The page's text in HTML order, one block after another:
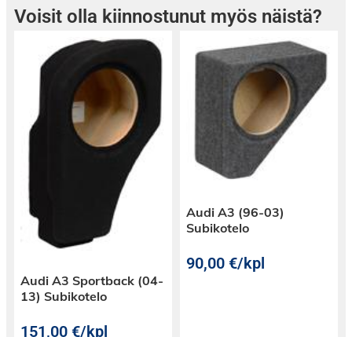
Voisit olla kiinnostunut myös näistä?
Audi A3 Sportback (04-
13) Subikotelo
151,00€/kpl
Audi A3 (96-03)
Subikotelo
90,00€/kpl